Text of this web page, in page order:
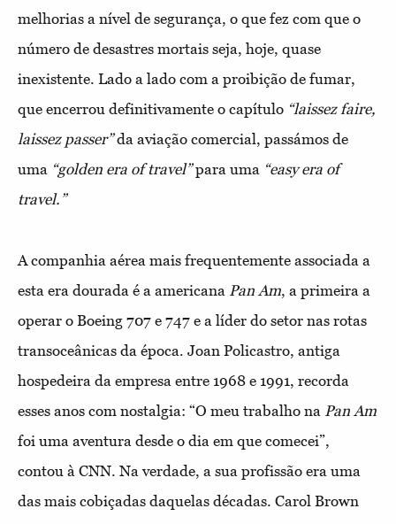
melhorias a nível de segurança, o que fez com que o
número de desastres mortais seja, hoje, quase
inexistente. Lado a lado com a proibição de fumar,
que encerrou definitivamente o capítulo “laissez faire,
laissez passer”da aviação comercial, passámos de
uma “golden era of travel”para uma “easy era of
travel.”
A companhia aérea mais frequentemente associada a
esta era dourada é a americana Pan Am, a primeira a
operar o Boeing 707 e 747 e a líder do setor nas rotas
transoceânicas da época. Joan Policastro, antiga
hospedeira da empresa entre 1968 e 1991, recorda
esses anos com nostalgia: “O meu trabalho na Pan Am
foi uma aventura desde o dia em que comecei”,
contou à CNN. Na verdade, a sua profissão era uma
das mais cobiçadas daquelas décadas. Carol Brown